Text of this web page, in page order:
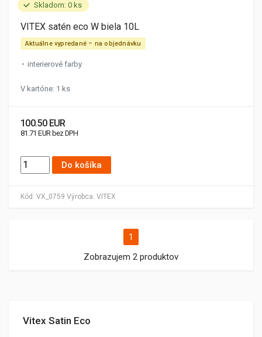
Vitex Satin Eco
Skladom: 0 ks
Kód: VX_0759 Výrobca: VITEX
VITEX satén eco W biela 10L
Aktuálne vypredané – na objednávku
interierové farby
V kartóne: 1 ks
100.50 EUR
81.71 EUR bez DPH
Do košíka
1
Zobrazujem 2 produktov